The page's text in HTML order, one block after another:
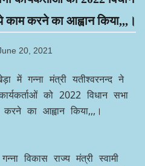
काम करने का आह्वान किया,,,।
20, 2021
में गन्ना मंत्री यतीश्वरनन्द ने
को 2022 विधान सभा
का आह्वान किया,,,।
विकास राज्य मंत्री स्वामी